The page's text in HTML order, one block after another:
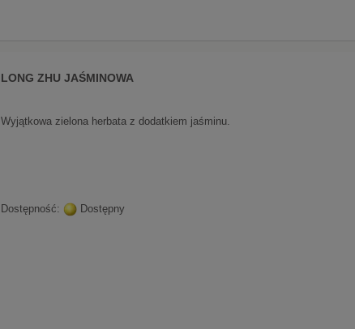
LONG ZHU JAŚMINOWA
Wyjątkowa zielona herbata z dodatkiem jaśminu.
Dostępność: Dostępny